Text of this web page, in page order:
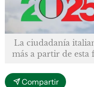
La ciudadanía
más a partir de esta
Compartir